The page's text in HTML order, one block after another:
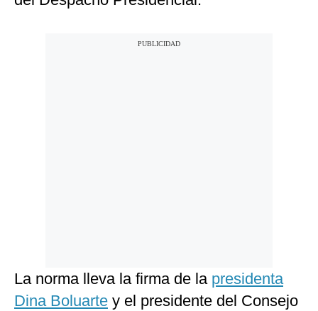
La norma lleva la firma de la presidenta
Dina Boluarte y el presidente del Consejo